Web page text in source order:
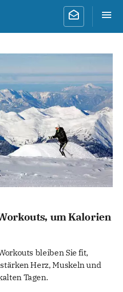
um Kalorien
bleiben Sie fit,
Herz, Muskeln und
Tagen.